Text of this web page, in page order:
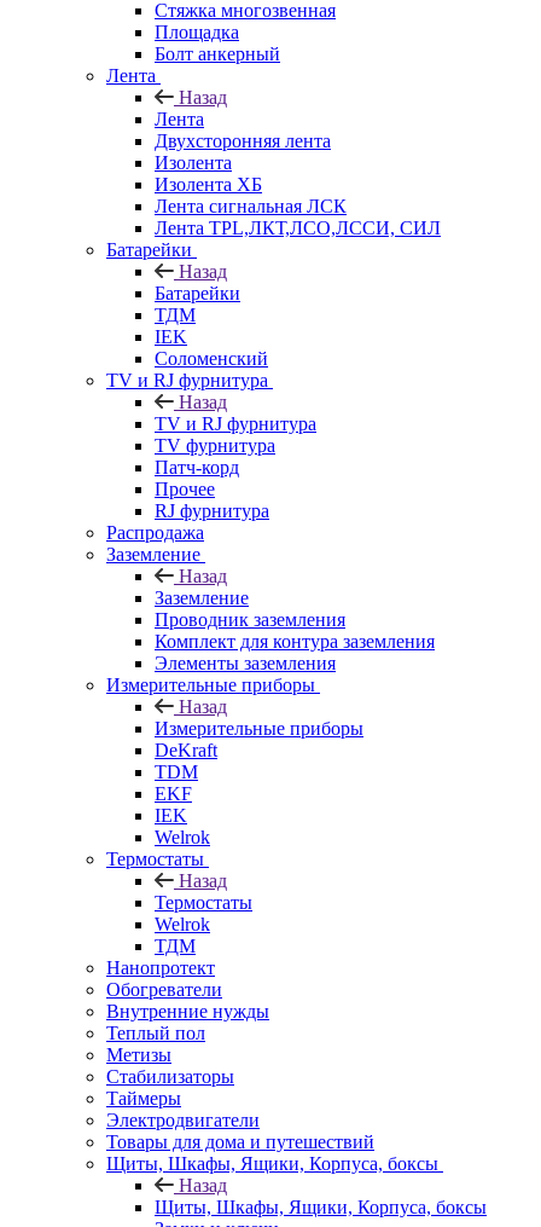
Стяжка многозвенная
Площадка
Болт анкерный
Лента
Назад
Лента
Двухсторонняя лента
Изолента
Изолента ХБ
Лента сигнальная ЛСК
Лента TPL,ЛКТ,ЛСО,ЛССИ, СИЛ
Батарейки
Назад
Батарейки
ТДМ
IEK
Соломенский
TV и RJ фурнитура
Назад
TV и RJ фурнитура
TV фурнитура
Патч-корд
Прочее
RJ фурнитура
Распродажа
Заземление
Назад
Заземление
Проводник заземления
Комплект для контура заземления
Элементы заземления
Измерительные приборы
Назад
Измерительные приборы
DeKraft
TDM
EKF
IEK
Welrok
Термостаты
Назад
Термостаты
Welrok
ТДМ
Нанопротект
Обогреватели
Внутренние нужды
Теплый пол
Метизы
Стабилизаторы
Таймеры
Электродвигатели
Товары для дома и путешествий
Щиты, Шкафы, Ящики, Корпуса, боксы
Назад
Щиты, Шкафы, Ящики, Корпуса, боксы